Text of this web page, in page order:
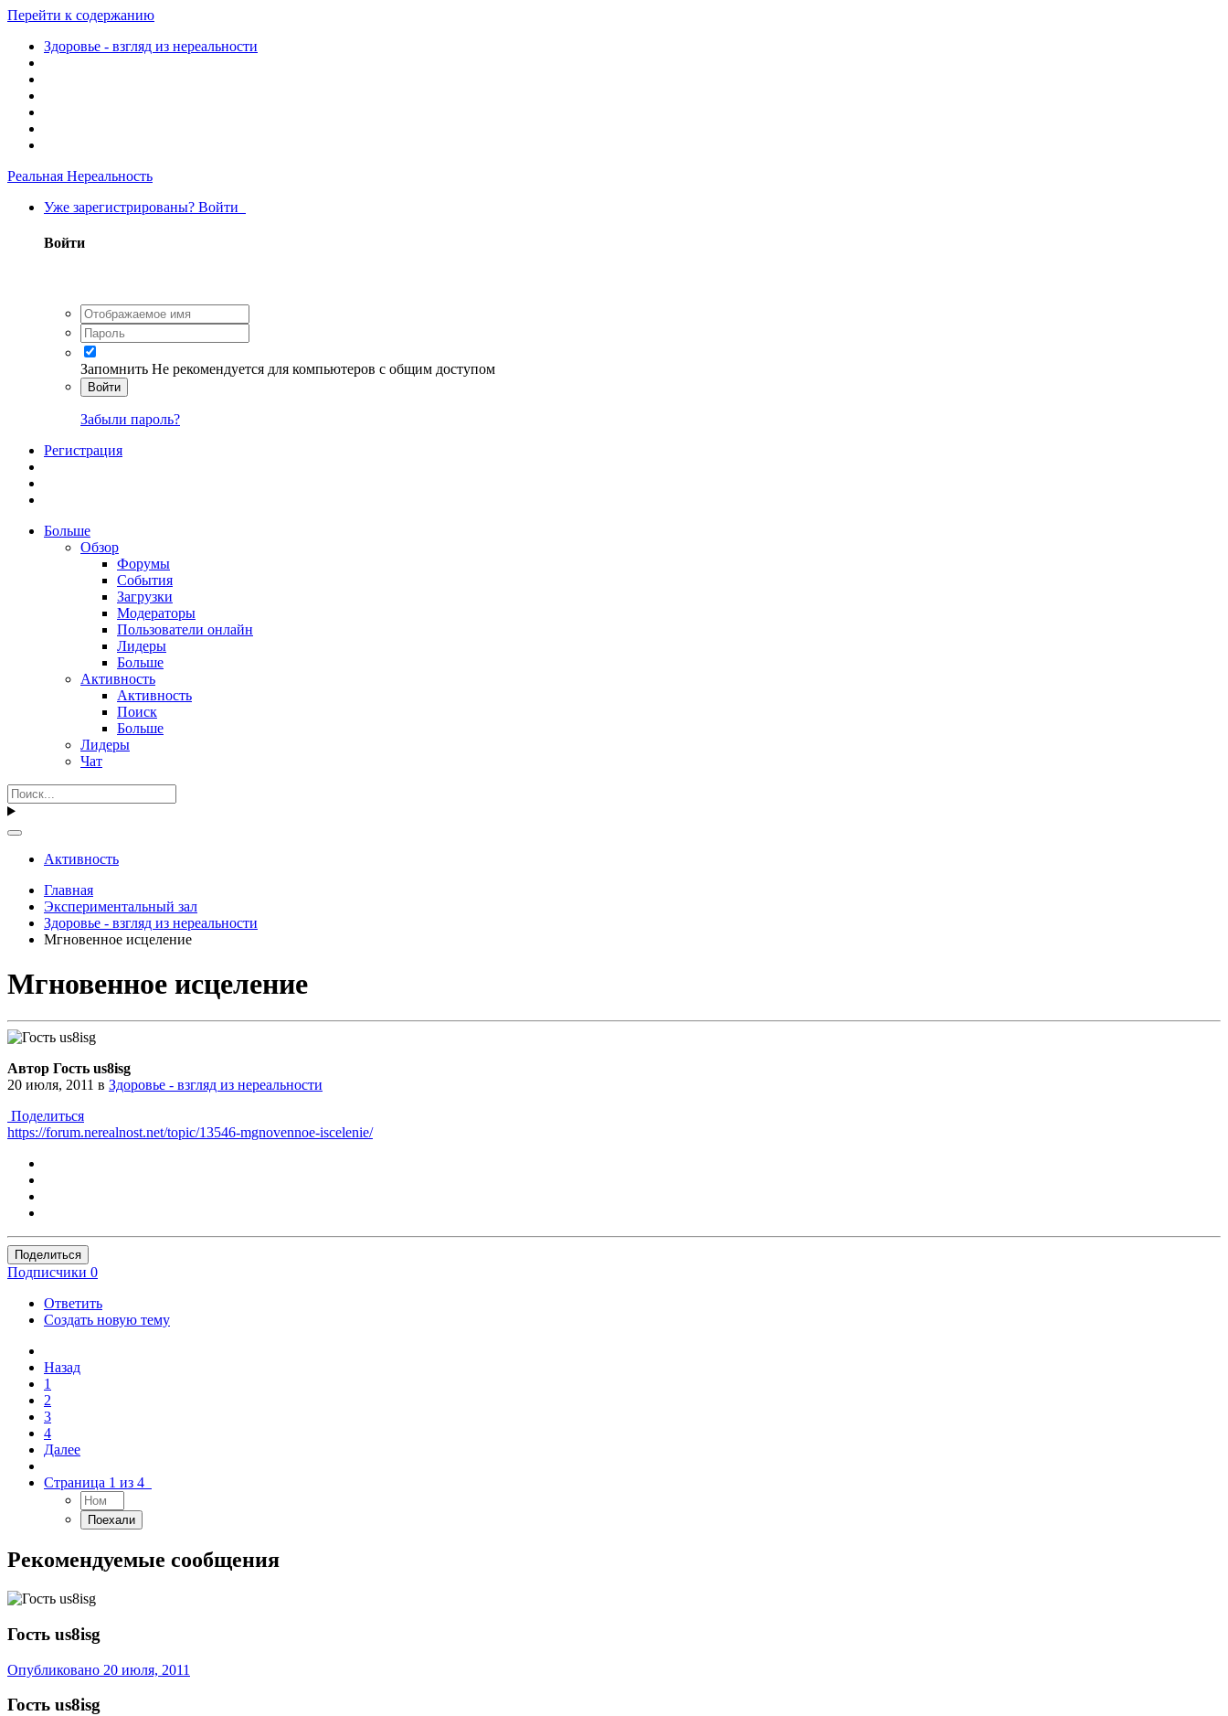
Перейти к содержанию
Здоровье - взгляд из нереальности
Реальная Нереальность
Уже зарегистрированы? Войти
Войти
Запомнить Не рекомендуется для компьютеров с общим доступом
Войти
Забыли пароль?
Регистрация
Больше
Обзор
Форумы
События
Загрузки
Модераторы
Пользователи онлайн
Лидеры
Больше
Активность
Активность
Поиск
Больше
Лидеры
Чат
Активность
Главная
Экспериментальный зал
Здоровье - взгляд из нереальности
Мгновенное исцеление
Мгновенное исцеление
Автор Гость us8isg
20 июля, 2011 в Здоровье - взгляд из нереальности
Поделиться
https://forum.nerealnost.net/topic/13546-mgnovennoe-iscelenie/
Поделиться
Подписчики 0
Ответить
Создать новую тему
Назад
1
2
3
4
Далее
Страница 1 из 4
Рекомендуемые сообщения
Гость us8isg
Опубликовано 20 июля, 2011
Гость us8isg